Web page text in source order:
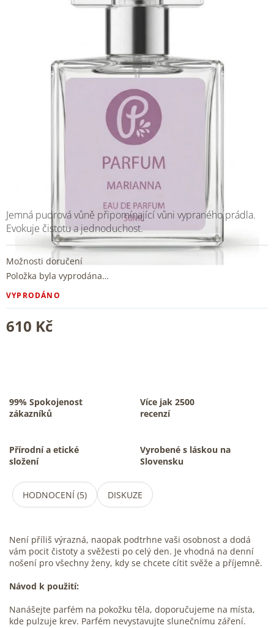
610 Kč
VYPRODÁNO
Možnosti doručení
Položka byla vyprodána…
Jemná pudrová vůně připomínající vůni vypraného prádla.
Evokuje čistotu a jednoduchost.
99% Spokojenost
zákazníků
Více jak 2500
recenzí
Přírodní a etické
složení
Vyrobené s láskou na
Slovensku
HODNOCENÍ (5) DISKUZE
Není příliš výrazná, naopak podtrhne vaši osobnost a dodá
vám pocit čistoty a svěžesti po celý den. Je vhodná na denní
nošení pro všechny ženy, kdy se chcete cítit svěže a příjemně.
Návod k použití:
Nanášejte parfém na pokožku těla, doporučujeme na místa,
kde pulzuje krev. Parfém nevystavujte slunečnímu záření.